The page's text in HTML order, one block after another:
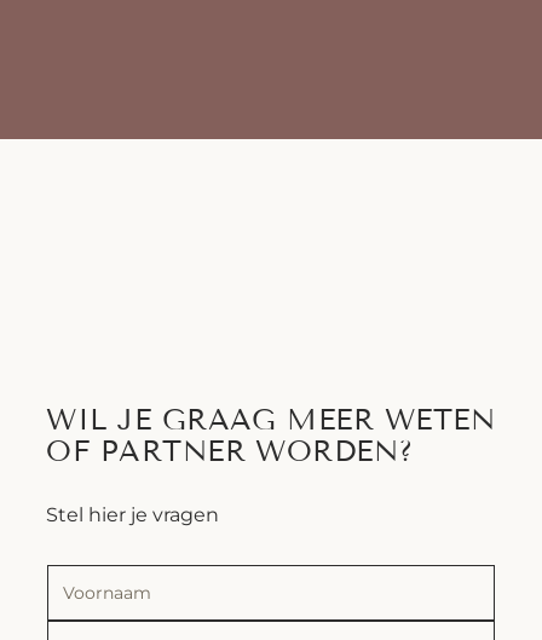
WIL JE GRAAG MEER WETEN
OF PARTNER WORDEN?
Stel hier je vragen